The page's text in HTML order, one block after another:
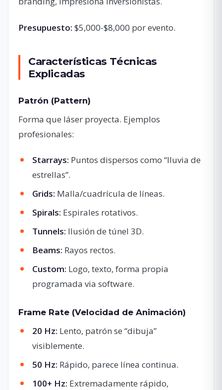
Presupuesto: $5,000-$8,000 por evento.
Características Técnicas
Explicadas
Patrón (Pattern)
Forma que láser proyecta. Ejemplos
profesionales:
Starrays: Puntos dispersos como “lluvia de
estrellas”.
Grids: Malla/cuadrícula de líneas.
Spirals: Espirales rotativos.
Tunnels: Ilusión de túnel 3D.
Beams: Rayos rectos.
Custom: Logo, texto, forma propia
programada via software.
Frame Rate (Velocidad de Animación)
20 Hz: Lento, patrón se “dibuja”
visiblemente.
50 Hz: Rápido, parece línea continua.
100+ Hz: Extremadamente rápido,